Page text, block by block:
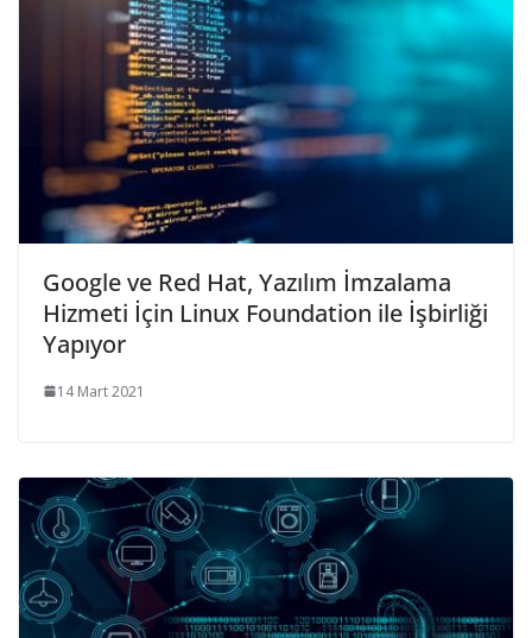
Google ve Red Hat, Yazılım İmzalama
Hizmeti İçin Linux Foundation ile İşbirliği
Yapıyor
14 Mart 2021